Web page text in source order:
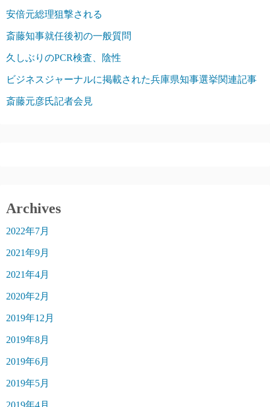
安倍元総理狙撃される
斎藤知事就任後初の一般質問
久しぶりのPCR検査、陰性
ビジネスジャーナルに掲載された兵庫県知事選挙関連記事
斎藤元彦氏記者会見
Archives
2022年7月
2021年9月
2021年4月
2020年2月
2019年12月
2019年8月
2019年6月
2019年5月
2019年4月